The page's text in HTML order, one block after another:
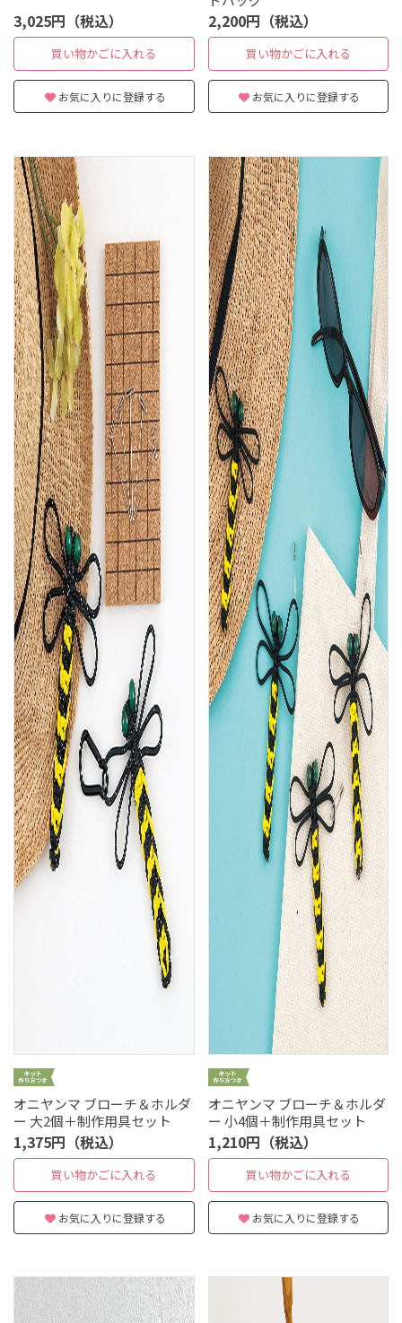
3,025円（税込）
買い物かごに入れる
お気に入りに登録する
2,200円（税込）
買い物かごに入れる
お気に入りに登録する
オニヤンマ ブローチ＆ホルダ
ー 大2個＋制作用具セット
1,375円（税込）
買い物かごに入れる
お気に入りに登録する
オニヤンマ ブローチ＆ホルダ
ー 小4個＋制作用具セット
1,210円（税込）
買い物かごに入れる
お気に入りに登録する